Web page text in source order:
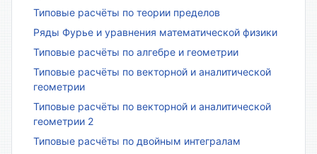
Типовые расчёты по теории пределов
Ряды Фурье и уравнения математической физики
Типовые расчёты по алгебре и геометрии
Типовые расчёты по векторной и аналитической
геометрии
Типовые расчёты по векторной и аналитической
геометрии 2
Типовые расчёты по двойным интегралам